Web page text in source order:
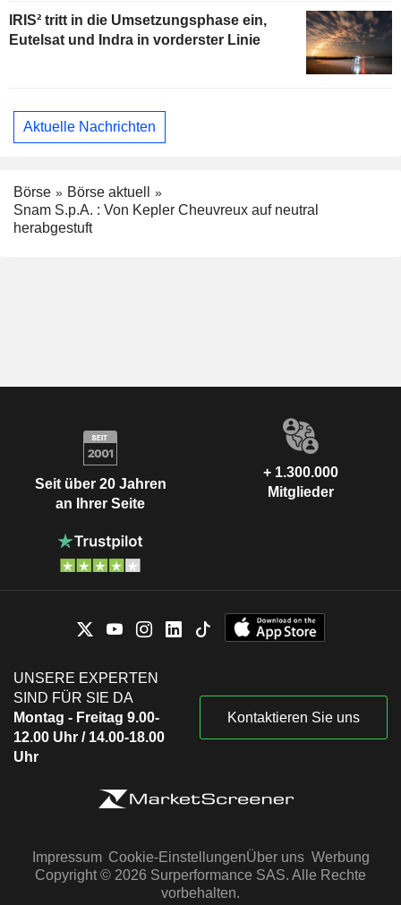
IRIS² tritt in die Umsetzungsphase ein,
Eutelsat und Indra in vorderster Linie
Aktuelle Nachrichten
Börse
Börse aktuell
Snam S.p.A. : Von Kepler Cheuvreux auf neutral
herabgestuft
Seit über 20 Jahren
an Ihrer Seite
+ 1.300.000
Mitglieder
UNSERE EXPERTEN
SIND FÜR SIE DA
Montag - Freitag 9.00-
12.00 Uhr / 14.00-18.00
Uhr
Kontaktieren Sie uns
Impressum Cookie-EinstellungenÜber uns Werbung
Copyright © 2026 Surperformance SAS. Alle Rechte
vorbehalten.